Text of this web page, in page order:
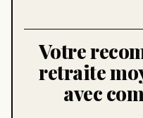
Votre
retraite
avec